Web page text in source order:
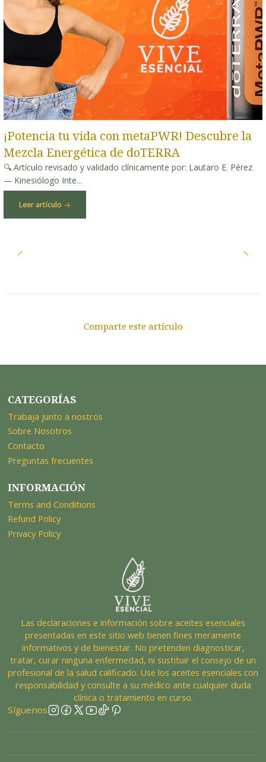
¡Potencia tu vida con metaPWR! Descubre la
Mezcla Energética de doTERRA
🔍 Artículo revisado y validado clínicamente por: Lautaro E. Pérez
— Kinesiólogo Inte...
Leer artículo
Comparte este artículo
CATEGORÍAS
Trabaja junto a nostros
Sobre Nosotros
Contacto
Preguntas frecuentes
INFORMACIÓN
Terms and Conditions
Refund Policy
Privacy Policy
Las declaraciones e información sobre aceites esenciales
presentadas en este sitio web tienen fines meramente
informativos y de bienestar. No pretenden diagnosticar,
tratar, curar ninguna enfermedad, ni sustituir el consejo de un
profesional de la salud calificado. Use los aceites esenciales con
responsabilidad y consulte a su médico ante cualquier duda
clínica o tratamiento en curso.
Síguenos